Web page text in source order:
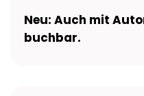
Neu: Auch mit
buchbar.